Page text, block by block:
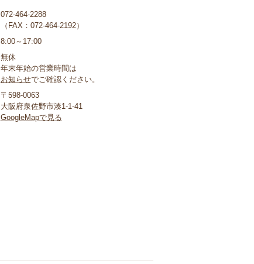
072-464-2288
（FAX：072-464-2192）
8:00～17:00
無休
年末年始の営業時間は
お知らせでご確認ください。
〒598-0063
大阪府泉佐野市湊1-1-41
GoogleMapで見る